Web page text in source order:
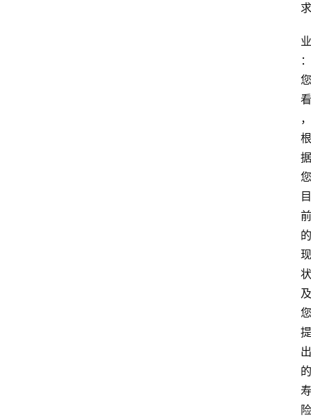
求
业
：
您
看
，
根
据
您
目
前
的
现
状
及
您
提
出
的
寿
险